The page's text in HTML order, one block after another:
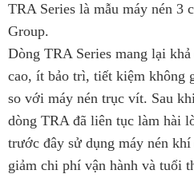
TRA Series là mẫu máy nén 3
Group.
Dòng TRA Series mang lại
cao, ít bảo trì, tiết kiệm không
so với máy nén trục vít. Sau
dòng TRA đã liên tục làm hài
trước đây sử dụng máy nén
giảm chi phí vận hành và tuổi